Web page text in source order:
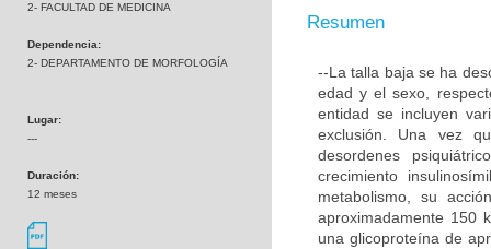
2- FACULTAD DE MEDICINA
Dependencia:
2- DEPARTAMENTO DE MORFOLOGÍA
Lugar:
---
Duración:
12 meses
Resumen
--La talla baja se ha
edad y el sexo,
entidad se incluyen
exclusión. Una vez
desordenes
crecimiento
metabolismo, su
aproximadamente 150
una glicoproteína de